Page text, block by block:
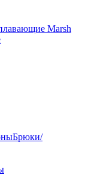
Marsh
Брюки/